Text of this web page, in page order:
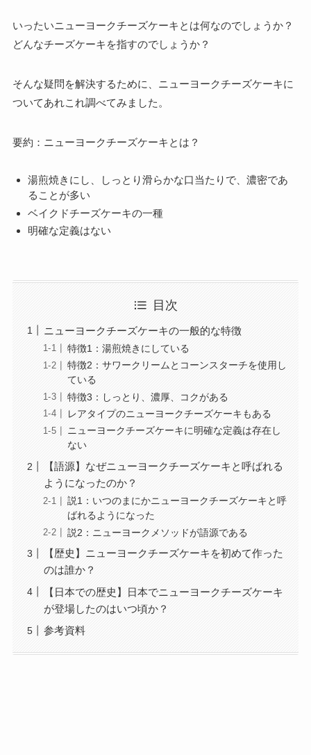
いったいニューヨークチーズケーキとは何なのでしょうか？
どんなチーズケーキを指すのでしょうか？
そんな疑問を解決するために、ニューヨークチーズケーキに
ついてあれこれ調べてみました。
要約：ニューヨークチーズケーキとは？
湯煎焼きにし、しっとり滑らかな口当たりで、濃密であ
ることが多い
ベイクドチーズケーキの一種
明確な定義はない
目次
ニューヨークチーズケーキの一般的な特徴
特徴1：湯煎焼きにしている
特徴2：サワークリームとコーンスターチを使用し
ている
特徴3：しっとり、濃厚、コクがある
レアタイプのニューヨークチーズケーキもある
ニューヨークチーズケーキに明確な定義は存在し
ない
【語源】なぜニューヨークチーズケーキと呼ばれる
ようになったのか？
説1：いつのまにかニューヨークチーズケーキと呼
ばれるようになった
説2：ニューヨークメソッドが語源である
【歴史】ニューヨークチーズケーキを初めて作った
のは誰か？
【日本での歴史】日本でニューヨークチーズケーキ
が登場したのはいつ頃か？
参考資料